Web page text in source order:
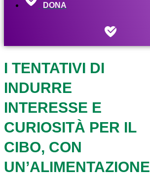
DONA
I TENTATIVI DI
INDURRE
INTERESSE E
CURIOSITÀ PER IL
CIBO, CON
UN’ALIMENTAZIONE